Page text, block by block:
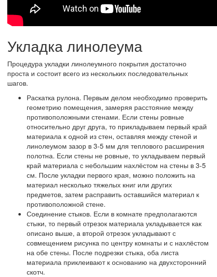
Укладка линолеума
Процедура укладки линолеумного покрытия достаточно
проста и состоит всего из нескольких последовательных
шагов.
Раскатка рулона. Первым делом необходимо проверить
геометрию помещения, замеряя расстояние между
противоположными стенами. Если стены ровные
относительно друг друга, то прикладываем первый край
материала к одной из стен, оставляя между стеной и
линолеумом зазор в 3-5 мм для теплового расширения
полотна. Если стены не ровные, то укладываем первый
край материала с небольшим нахлёстом на стены в 3-5
см. После укладки первого края, можно положить на
материал несколько тяжелых книг или других
предметов, затем расправить оставшийся материал к
противоположной стене.
Соединение стыков. Если в комнате предполагаются
стыки, то первый отрезок материала укладывается как
описано выше, а второй отрезок укладывают с
совмещением рисунка по центру комнаты и с нахлёстом
на обе стены. После подрезки стыка, оба листа
материала приклеивают к основанию на двухсторонний
скотч.